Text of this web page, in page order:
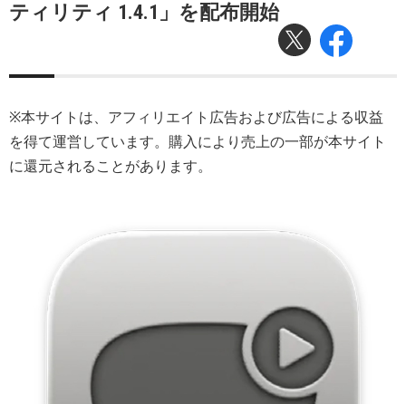
ティリティ 1.4.1」を配布開始
※本サイトは、アフィリエイト広告および広告による収益
を得て運営しています。購入により売上の一部が本サイト
に還元されることがあります。